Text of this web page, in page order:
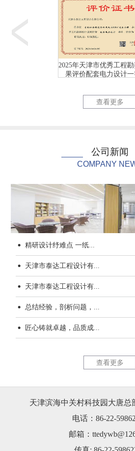
国网天津市电力公
杨柳青水厂
天津市茂联科技有
2025年天津市优秀工程
果评价配套电力设计
查看更多
公司新闻
COMPANY
· 精研设计纾难点 一纸...
· 天津市泰达工程设计有...
· 天津市泰达工程设计有...
· 总结经验，剖析问题，...
· 匠心铸就卓越，品质成...
查看更多
天津滨海中关村科技园大唐总
电话：86-22-
邮箱：